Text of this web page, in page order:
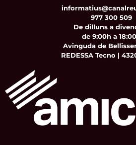
977 300 509
De dilluns a
de 9:00h a
Avinguda de
REDESSA Tecno |